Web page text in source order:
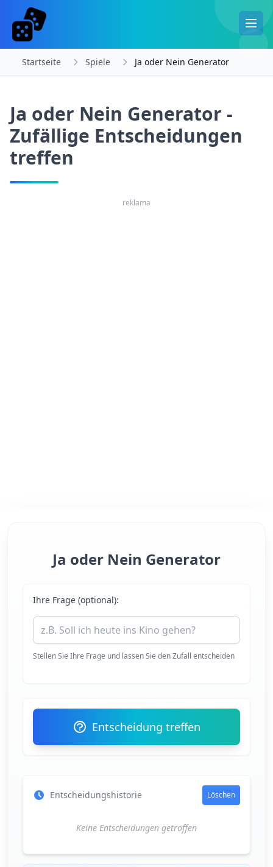
Startseite Spiele Ja oder Nein Generator
Ja oder Nein Generator -
Zufällige Entscheidungen
treffen
reklama
Ja oder Nein Generator
Ihre Frage (optional):
Stellen Sie Ihre Frage und lassen Sie den Zufall entscheiden
Entscheidung treffen
Entscheidungshistorie Löschen
Keine Entscheidungen getroffen